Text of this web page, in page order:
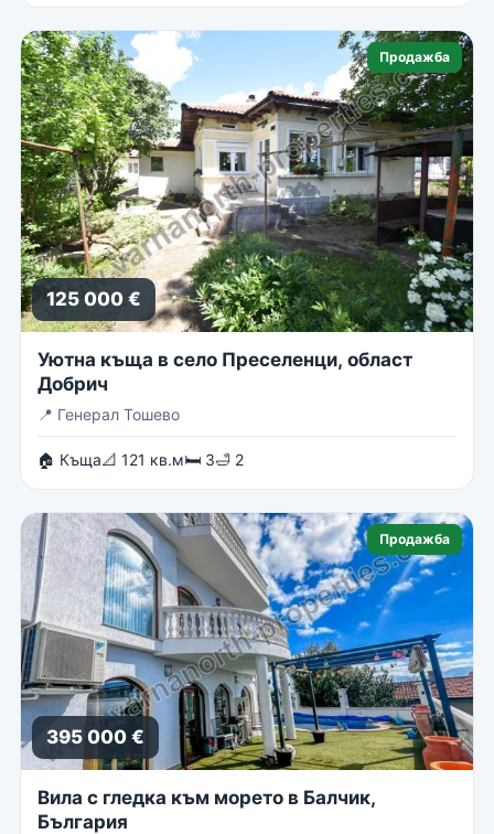
Продажба
125 000 €
Уютна къща в село Преселенци, област
Добрич
📍 Генерал Тошево
🏠 Къща📐 121 кв.м🛏 3🛁 2
Продажба
395 000 €
Вила с гледка към морето в Балчик,
България